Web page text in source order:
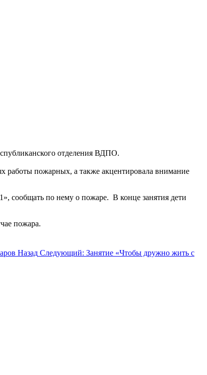
отделения ВДПО.
работы пожарных, а также акцентировала внимание
сообщать по нему о пожаре. В конце занятия дети
пожара.
Назад Следующий: Занятие «Чтобы дружно жить с